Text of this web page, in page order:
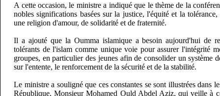
A cette occasion, le ministre a indiqué que le thème de la
nobles significations basées sur la justice, l'équité et la
une religion d'amour, de solidarité et de fraternité.
Il a ajouté que la Oumma islamique a besoin aujourd'hui de
tolérants de l'islam comme unique voie pour assurer l'intégrité
groupes, en particulier des jeunes afin de consolider un système
sur l'entente, le renforcement de la sécurité et de la stabilité.
Le ministre a souligné que ces constantes se sont illustrées dans
République, Monsieur Mohamed Ould Abdel Aziz, qui veille à